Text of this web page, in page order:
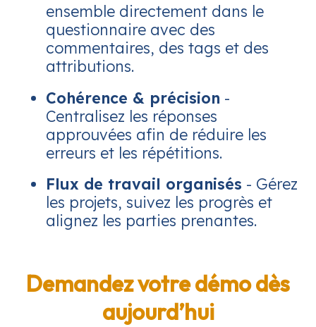
ensemble directement dans le
questionnaire avec des
commentaires, des tags et des
attributions.
Cohérence & précision -
Centralisez les réponses
approuvées afin de réduire les
erreurs et les répétitions.
Flux de travail organisés - Gérez
les projets, suivez les progrès et
alignez les parties prenantes.
Demandez votre démo dès
aujourd’hui